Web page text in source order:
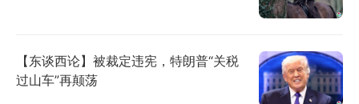
【东谈西论】被裁定违宪，特朗普“关税
过山车”再颠荡